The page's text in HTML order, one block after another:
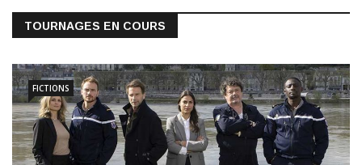
TOURNAGES EN COURS
FICTIONS